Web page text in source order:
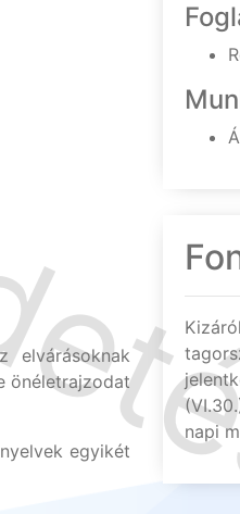
önéletrajzodat
egyikét
napi